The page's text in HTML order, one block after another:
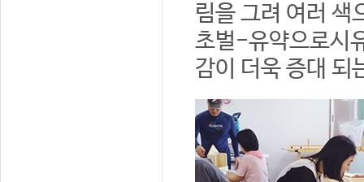
림을 그려 여러 색
초벌-유약으로시
감이 더욱 증대 되